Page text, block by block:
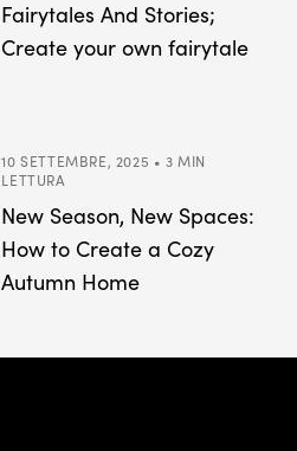
Fairytales And Stories;
Create your own fairytale
10 SETTEMBRE, 2025 • 3 MIN
LETTURA
New Season, New Spaces:
How to Create a Cozy
Autumn Home